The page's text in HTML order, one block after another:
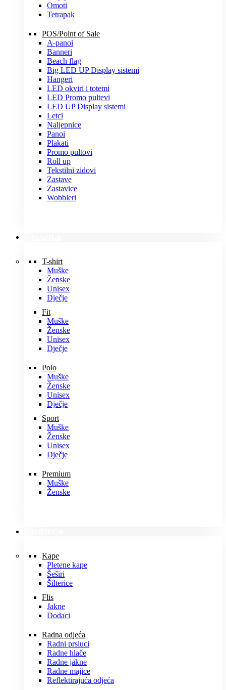
Omoti
Tetrapak
POS/Point of Sale
A-panoi
Banneri
Beach flag
Big LED UP Display sistemi
Hangeri
LED okviri i totemi
LED Promo pultevi
LED UP Display sistemi
Letci
Naljepnice
Panoi
Plakati
Promo pultovi
Roll up
Tekstilni zidovi
Zastave
Zastavice
Wobbleri
T-shirt
Muške
Ženske
Unisex
Dječje
Fit
Muške
Ženske
Unisex
Dječje
Polo
Muške
Ženske
Unisex
Dječje
Sport
Muške
Ženske
Unisex
Dječje
Premium
Muške
Ženske
Kape
Pletene kape
Šeširi
Šilterice
Flis
Jakne
Dodaci
Radna odjeća
Radni prsluci
Radne hlače
Radne jakne
Radne majice
Reflektirajuća odjeća